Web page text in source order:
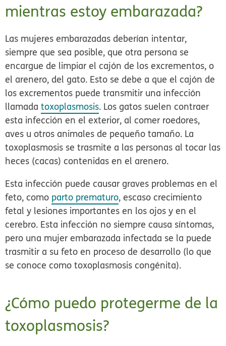
mientras estoy embarazada?
Las mujeres embarazadas deberían intentar,
siempre que sea posible, que otra persona se
encargue de limpiar el cajón de los excrementos, o
el arenero, del gato. Esto se debe a que el cajón de
los excrementos puede transmitir una infección
llamadatoxoplasmosis. Los gatos suelen contraer
esta infección en el exterior, al comer roedores,
aves u otros animales de pequeño tamaño. La
toxoplasmosis se trasmite a las personas al tocar las
heces (cacas) contenidas en el arenero.
Esta infección puede causar graves problemas en el
feto, como parto prematuro, escaso crecimiento
fetal y lesiones importantes en los ojos y en el
cerebro. Esta infección no siempre causa síntomas,
pero una mujer embarazada infectada se la puede
trasmitir a su feto en proceso de desarrollo (lo que
se conoce como toxoplasmosis congénita).
¿Cómo puedo protegerme de la
toxoplasmosis?